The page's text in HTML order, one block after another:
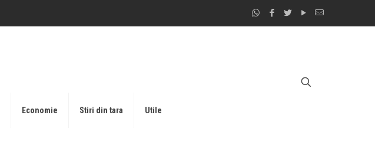
Economie Stiri din tara Utile